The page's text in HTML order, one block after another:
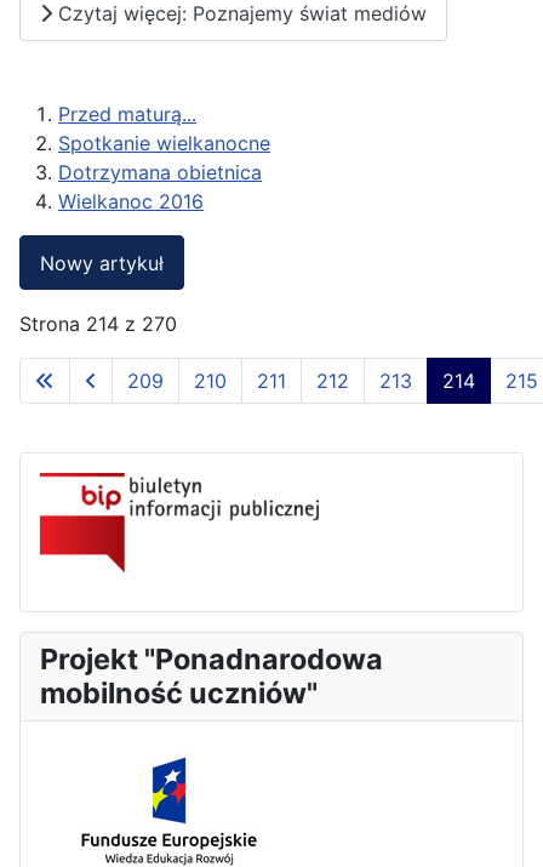
Czytaj więcej: Poznajemy świat mediów
Przed maturą...
Spotkanie wielkanocne
Dotrzymana obietnica
Wielkanoc 2016
Nowy artykuł
Strona 214 z 270
209 210 211 212 213 214 215
Projekt "Ponadnarodowa
mobilność uczniów"